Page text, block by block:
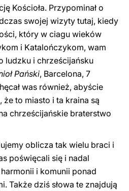
Kościoła. Przypominał o
swojej wizyty tutaj, kiedy
który w ciagu wieków
i Katalończykom, wam
ludzku i chrześcijańsku
Pański, Barcelona, 7
was również, abyście
że to miasto i ta kraina są
chrześcijańskie braterstwo
oblicza tak wielu braci i
poświęcali się i nadal
i komunii ponad
Także dziś słowa te znajdują